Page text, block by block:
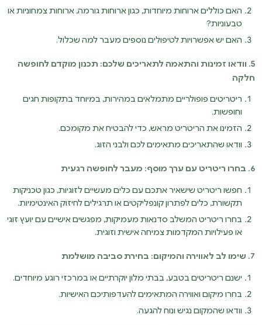
האם כוללים ארוחות מיוחדות, כגון ארוחות גורמה, ארוחות צמחוניות או
טבעוניות?
האם יש אפשרויות לטיפולים נוספים מעבר למה שכלול.
5. וודאו זמינות והתאמה לתאריכים שלכם: תכנון מוקדם לחופשה
חלקה
ריטריטים פופולריים מתמלאים במהירות, במיוחד בתקופות חגים
וחופשות.
הזמינו את הריטריט מראש, כדי להבטיח את מקומכם.
וודאו שהתאריכים מתאימים לכם ולבני הזוג.
6. בחרו ריטריט עם ערך מוסף: מעבר לחופשה רגעית
חפשו ריטריט שישאיר אתכם עם כלים מעשיים לזוגיות, כגון טכניקות
תקשורת, כלים לפתרון קונפליקטים או תרגילים לחיזוק האינטימיות.
בחרו ריטריט המשלב סדנאות מעמיקות, מפגשים אישיים עם יועץ זוגי
או פעילויות המקדמות צמיחה אישית וזוגית.
7. שימו לב לאווירה והמיקום: בחירת סביבה מושלמת
ישנם ריטריטים בטבע, בבתי מלון יוקרתיים או במרכזי רוגע מיוחדים.
בחרו מיקום ואווירה המתאימים להעדפותיכם האישיות.
וודאו שהמקום נגיש ונוח להגעה.